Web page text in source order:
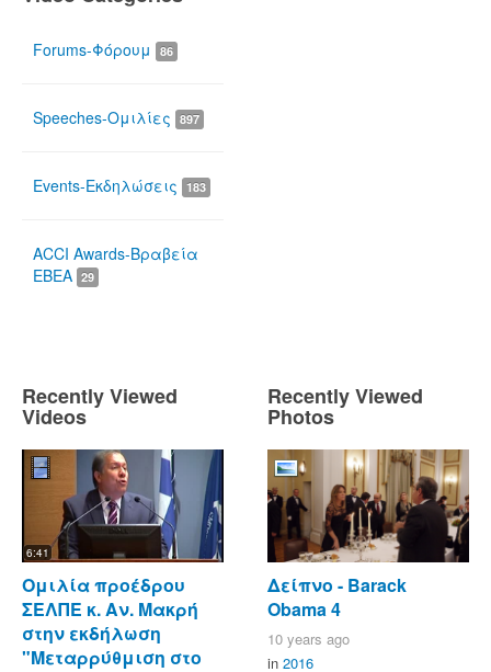
Forums-Φόρουμ 86
Speeches-Ομιλίες 897
Events-Εκδηλώσεις 183
ACCI Awards-Βραβεία
ΕΒΕΑ 29
Recently Viewed
Videos
6:41
Ομιλία προέδρου
ΣΕΛΠΕ κ. Αν. Μακρή
στην εκδήλωση
"Μεταρρύθμιση στο
Recently Viewed
Photos
Δείπνο - Barack
Obama 4
10 years ago
in 2016